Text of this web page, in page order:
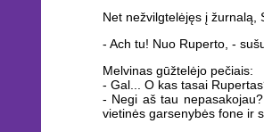
Net nežvilgtelėjęs į žurnalą,
- Ach tu! Nuo Ruperto, -
Melvinas gūžtelėjo pečiais:
- Gal... O kas tasai
- Negi aš tau
vietinės garsenybės fone ir